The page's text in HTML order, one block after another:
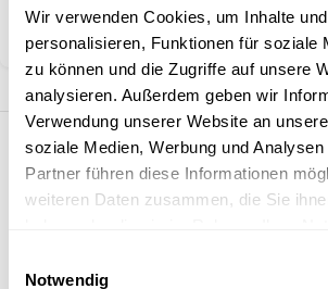
Wir verwenden Cookies, um Inhalte
personalisieren, Funktionen für soziale
zu können und die Zugriffe auf unsere
analysieren. Außerdem geben wir
Verwendung unserer Website an
soziale Medien, Werbung und
Partner führen diese Informationen
weiteren Daten zusammen, die Sie
Notwendig
Teilen: